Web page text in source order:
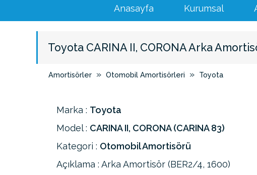
Anasayfa Kurumsal
Toyota CARINA II, CORONA Arka
Amortisörler » Otomobil Amortisörleri » Toyota
Marka : Toyota
Model : CARINA II, CORONA (CARINA 83)
Kategori : Otomobil Amortisörü
Açıklama : Arka Amortisör (BER2/4, 1600)